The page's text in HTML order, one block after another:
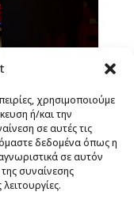
χρησιμοποιούμε
ή/και την
σε αυτές τις
δεδομένα όπως η
σε αυτόν
συναίνεσης